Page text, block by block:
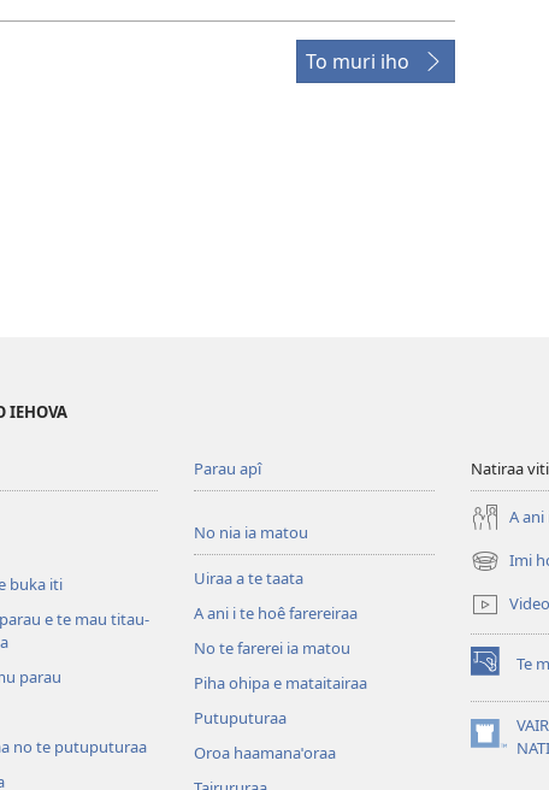
To muri iho
IEHOVA
buka iti
e te mau titau-
parau
no te putuputuraa
Parau apî
No nia ia matou
Uiraa a te taata
A ani i te hoê farereiraa
No te farerei ia matou
Piha ohipa e mataitairaa
Putuputuraa
Oroa haamanaˈoraa
Natiraa
A
Imi
(opens
new
window)
Video
Te
(opens
new
window)
(opens